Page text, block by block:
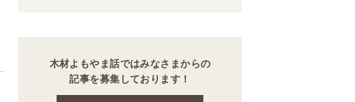
木材よもやま話ではみなさまからの
記事を募集しております！